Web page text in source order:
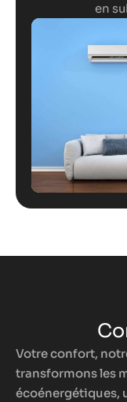
en
Votre confort,
transformons les
écoénergétiques,